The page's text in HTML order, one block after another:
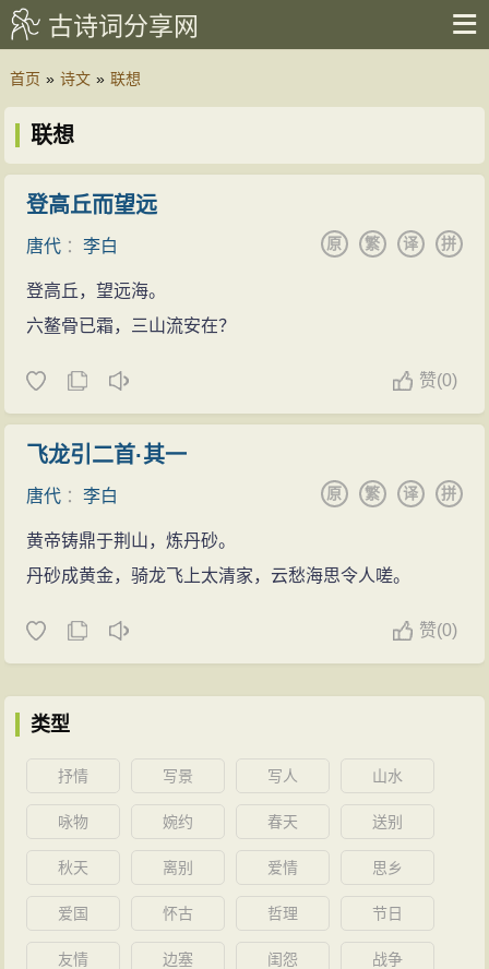
古诗词分享网
首页 » 诗文 » 联想
联想
登高丘而望远
唐代 ：李白 拼
译
繁
原
登高丘，望远海。
六鳌骨已霜，三山流安在？
赞(0)
飞龙引二首·其一
唐代 ：李白 拼
译
繁
原
黄帝铸鼎于荆山，炼丹砂。
丹砂成黄金，骑龙飞上太清家，云愁海思令人嗟。
赞(0)
类型
抒情 写景 写人 山水
咏物 婉约 春天 送别
秋天 离别 爱情 思乡
爱国 怀古 哲理 节日
友情 边塞 闺怨 战争